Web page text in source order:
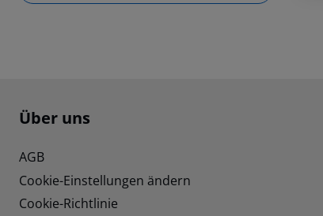
Footer navigation
Über uns
AGB
Cookie-Einstellungen ändern
Cookie-Richtlinie